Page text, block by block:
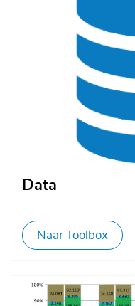
Data
Naar Toolbox
Afbeelding